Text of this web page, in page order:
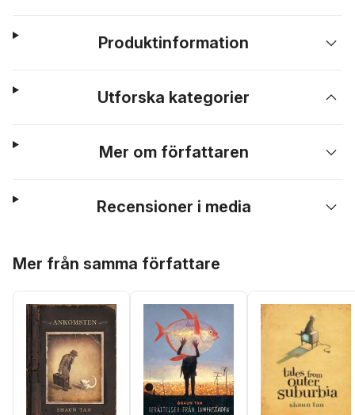
Produktinformation
Utforska kategorier
Mer om författaren
Recensioner i media
Mer från samma författare